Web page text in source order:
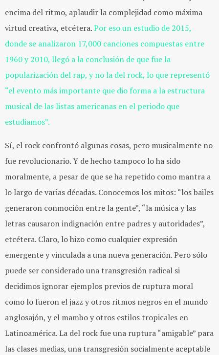
encima del ritmo, aplaudir la complejidad como máxima
virtud creativa, etcétera.Por eso un estudio de 2015,
donde se analizaron 17,000 canciones compuestas entre
1960 y 2010, llegó a la conclusión de que fue la
popularización del rap, y no la del rock, lo que representó
“el evento más importante que dio forma a la estructura
musical de las listas americanas en el periodo que
estudiamos”.
Sí, el rock confrontó algunas cosas, pero musicalmente no
fue revolucionario. Y de hecho tampoco lo ha sido
moralmente, a pesar de que se ha repetido como mantra a
lo largo de varias décadas. Conocemos los mitos: “los bailes
generaron conmoción entre la gente”, “la música y las
letras causaron indignación entre padres y autoridades”,
etcétera. Claro, lo hizo como cualquier expresión
emergente y vinculada a una nueva generación. Pero sólo
puede ser considerado una transgresión radical si
decidimos ignorar ejemplos previos de ruptura moral
como lo fueron el jazz y otros ritmos negros en el mundo
anglosajón, y el mambo y otros estilos tropicales en
Latinoamérica. La del rock fue una ruptura “amigable” para
las clases medias, una transgresión socialmente aceptable